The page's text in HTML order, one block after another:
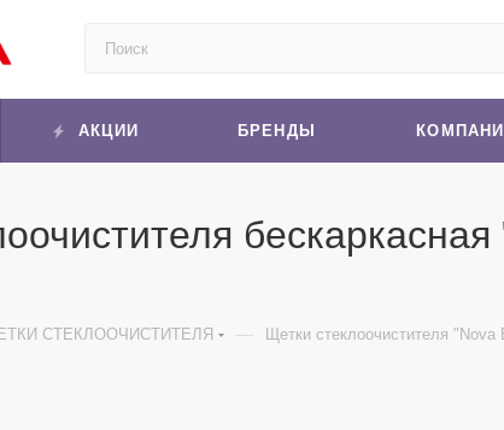
АКЦИИ БРЕНДЫ
СТЕКЛООЧИСТИТЕЛЯ — Щетки стеклоочистителя "Nova